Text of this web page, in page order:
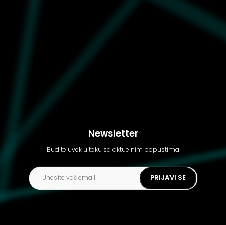
Newsletter
Budite uvek u toku sa aktuelnim popustima
PRIJAVI SE